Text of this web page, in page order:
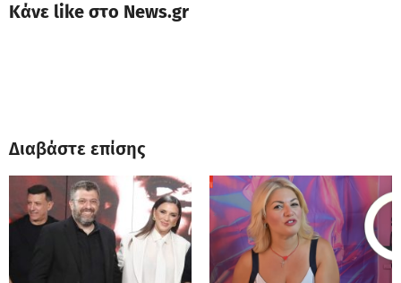
Κάνε like στο News.gr
Διαβάστε επίσης